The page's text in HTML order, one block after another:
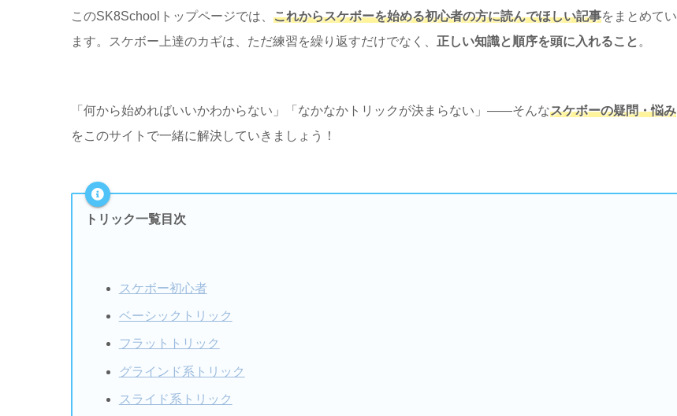
このSK8Schoolトップページでは、 これからスケボーを始める初心者の方に読んでほしい記事をまとめてい
ます。スケボー上達のカギは、ただ練習を繰り返すだけでなく、 正しい知識と順序を頭に入れること 。
「何から始めればいいかわからない」「なかなかトリックが決まらない」——そんなスケボーの疑問・悩み
をこのサイトで一緒に解決していきましょう！
トリック一覧目次
スケボー初心者
ベーシックトリック
フラットトリック
グラインド系トリック
スライド系トリック